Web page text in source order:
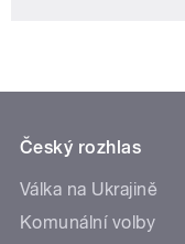
Český rozhlas
Válka na Ukrajině
Komunální volby